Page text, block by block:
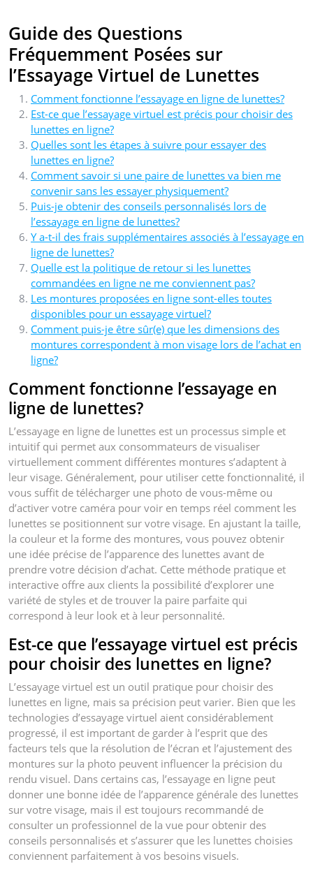
Guide des Questions
Fréquemment Posées sur
l’Essayage Virtuel de Lunettes
Comment fonctionne l’essayage en ligne de lunettes?
Est-ce que l’essayage virtuel est précis pour choisir des
lunettes en ligne?
Quelles sont les étapes à suivre pour essayer des
lunettes en ligne?
Comment savoir si une paire de lunettes va bien me
convenir sans les essayer physiquement?
Puis-je obtenir des conseils personnalisés lors de
l’essayage en ligne de lunettes?
Y a-t-il des frais supplémentaires associés à l’essayage en
ligne de lunettes?
Quelle est la politique de retour si les lunettes
commandées en ligne ne me conviennent pas?
Les montures proposées en ligne sont-elles toutes
disponibles pour un essayage virtuel?
Comment puis-je être sûr(e) que les dimensions des
montures correspondent à mon visage lors de l’achat en
ligne?
Comment fonctionne l’essayage en
ligne de lunettes?
L’essayage en ligne de lunettes est un processus simple et
intuitif qui permet aux consommateurs de visualiser
virtuellement comment différentes montures s’adaptent à
leur visage. Généralement, pour utiliser cette fonctionnalité, il
vous suffit de télécharger une photo de vous-même ou
d’activer votre caméra pour voir en temps réel comment les
lunettes se positionnent sur votre visage. En ajustant la taille,
la couleur et la forme des montures, vous pouvez obtenir
une idée précise de l’apparence des lunettes avant de
prendre votre décision d’achat. Cette méthode pratique et
interactive offre aux clients la possibilité d’explorer une
variété de styles et de trouver la paire parfaite qui
correspond à leur look et à leur personnalité.
Est-ce que l’essayage virtuel est précis
pour choisir des lunettes en ligne?
L’essayage virtuel est un outil pratique pour choisir des
lunettes en ligne, mais sa précision peut varier. Bien que les
technologies d’essayage virtuel aient considérablement
progressé, il est important de garder à l’esprit que des
facteurs tels que la résolution de l’écran et l’ajustement des
montures sur la photo peuvent influencer la précision du
rendu visuel. Dans certains cas, l’essayage en ligne peut
donner une bonne idée de l’apparence générale des lunettes
sur votre visage, mais il est toujours recommandé de
consulter un professionnel de la vue pour obtenir des
conseils personnalisés et s’assurer que les lunettes choisies
conviennent parfaitement à vos besoins visuels.